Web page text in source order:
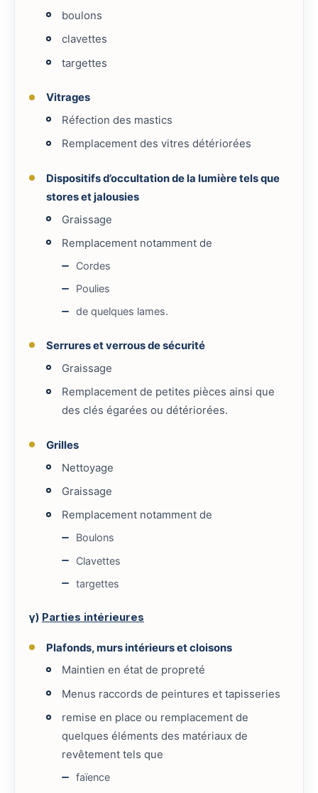
boulons
clavettes
targettes
Vitrages
Réfection des mastics
Remplacement des vitres détériorées
Dispositifs d’occultation de la lumière tels que
stores et jalousies
Graissage
Remplacement notamment de
Cordes
Poulies
de quelques lames.
Serrures et verrous de sécurité
Graissage
Remplacement de petites pièces ainsi que
des clés égarées ou détériorées.
Grilles
Nettoyage
Graissage
Remplacement notamment de
Boulons
Clavettes
targettes
γ) Parties intérieures
Plafonds, murs intérieurs et cloisons
Maintien en état de propreté
Menus raccords de peintures et tapisseries
remise en place ou remplacement de
quelques éléments des matériaux de
revêtement tels que
faïence